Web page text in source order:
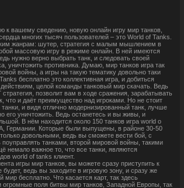
к вашему сведению, новую онлайн игру мир танков,
многих тысяч пользователей – это World of Tanks.
жанрам: шутер, стратегия с малым мышлением в
массовую игру в режиме онлайн. В ней имеются
нужно верно выбрать танк, и следовать своей
уничтожить противника. Думаю, мир танков игра так
войны, а игры на такую тематику довольно таки
бесплатно это коллективная игра, и добиться
целой команды танковый мир скачать. Ведь
позволит вам в ходе сражения, зарабатывать
что и даёт преимущество над игроками. Но не стоит
и видя отлично модернизированный танк, лучше
его уничтожить. Ведь останетесь и вы живы, и
В нём находится около 150 танков игра world o
Германии. Которые были выпущены, в районе 30-50
довольными, ведь вы сможете вести бой, с
танками, второй мировой войны, такими
немало важное то, что все танки, являются
world of tanks клиент.
игры мир танков, вы можете сразу приступить к
ведь вы заходите в игровую зону, и сразу же
мир бесплатно. Что касается карт, так здесь
поля битвы мир танков, Западной Европы, так